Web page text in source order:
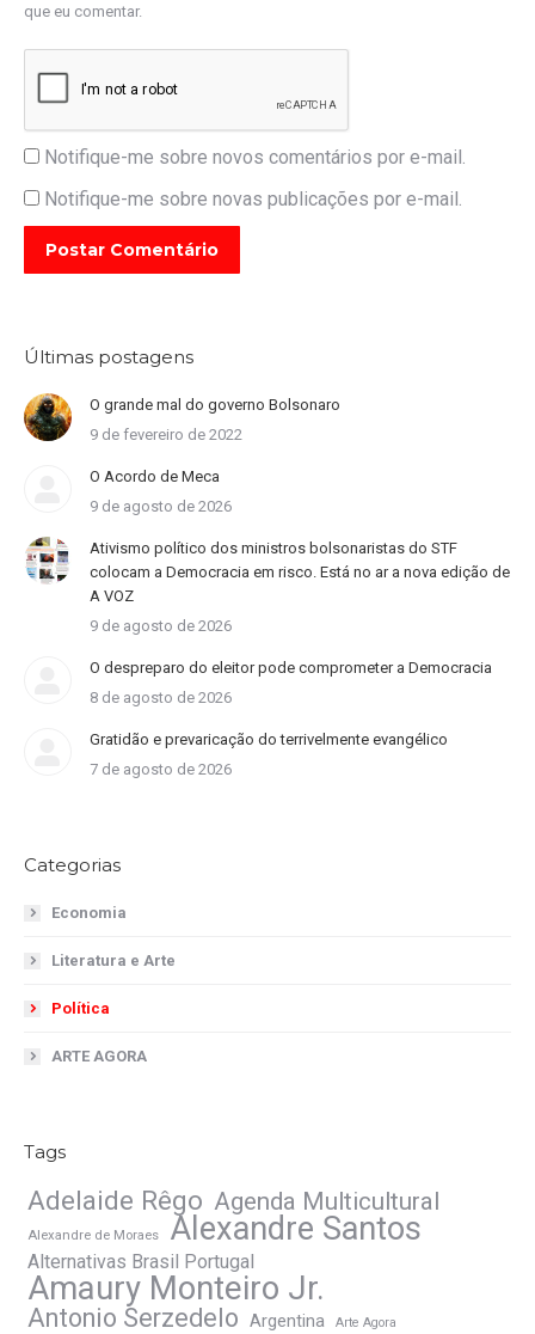
que eu comentar.
Notifique-me sobre novos comentários por e-mail.
Notifique-me sobre novas publicações por e-mail.
Postar Comentário
Últimas postagens
O grande mal do governo Bolsonaro
9 de fevereiro de 2022
O Acordo de Meca
9 de agosto de 2026
Ativismo político dos ministros bolsonaristas do STF
colocam a Democracia em risco. Está no ar a nova edição de
A VOZ
9 de agosto de 2026
O despreparo do eleitor pode comprometer a Democracia
8 de agosto de 2026
Gratidão e prevaricação do terrivelmente evangélico
7 de agosto de 2026
Categorias
Economia
Literatura e Arte
Política
ARTE AGORA
Tags
Adelaide Rêgo Agenda Multicultural
Alexandre de Moraes Alexandre Santos
Alternativas Brasil Portugal
Amaury Monteiro Jr.
Antonio Serzedelo Argentina Arte Agora